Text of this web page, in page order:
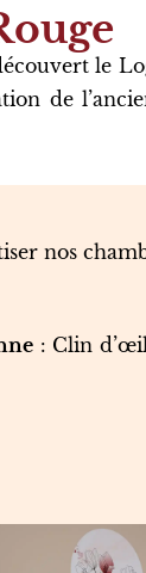
le
de
nos
: Clin